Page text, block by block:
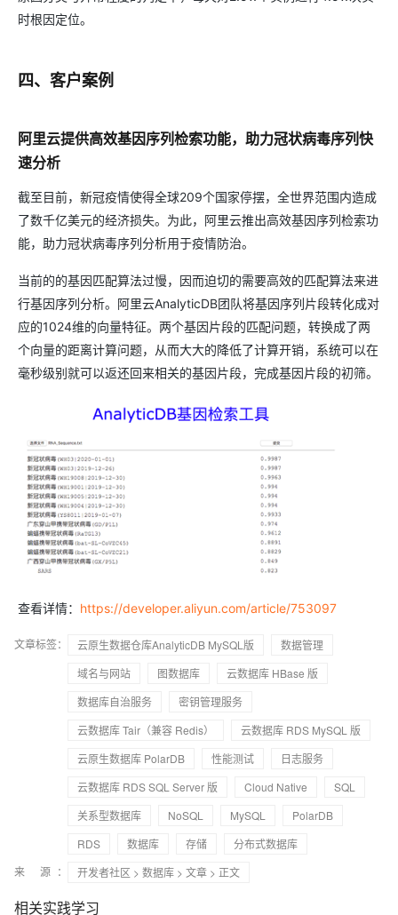
时根因定位。
四、客户案例
阿里云提供高效基因序列检索功能，助力冠状病毒序列快
速分析
截至目前，新冠疫情使得全球209个国家停摆，全世界范围内造成
了数千亿美元的经济损失。为此，阿里云推出高效基因序列检索功
能，助力冠状病毒序列分析用于疫情防治。
当前的的基因匹配算法过慢，因而迫切的需要高效的匹配算法来进
行基因序列分析。阿里云AnalyticDB团队将基因序列片段转化成对
应的1024维的向量特征。两个基因片段的匹配问题，转换成了两
个向量的距离计算问题，从而大大的降低了计算开销，系统可以在
毫秒级别就可以返还回来相关的基因片段，完成基因片段的初筛。
查看详情： https://developer.aliyun.com/article/753097
文章标签： 云原生数据仓库AnalyticDB MySQL版
数据管理
域名与网站
图数据库
云数据库 HBase 版
数据库自治服务
密钥管理服务
云数据库 Tair（兼容 Redis）
云数据库 RDS MySQL 版
云原生数据库 PolarDB
性能测试
日志服务
云数据库 RDS SQL Server 版
Cloud Native
SQL
关系型数据库
NoSQL MySQL
PolarDB
RDS
数据库 存储
分布式数据库
来 源：
开发者社区 > 数据库 > 文章 > 正文
相关实践学习